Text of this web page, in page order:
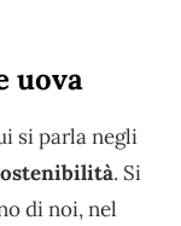
uova
si parla negli
. Si
di noi, nel